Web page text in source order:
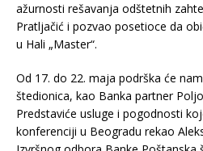
ažurnosti rešavanja odštetnih
Pratljačić i pozvao posetioce da
u Hali „Master“.
Od 17. do 22. maja podrška će
štedionica, kao Banka partner
Predstaviće usluge i pogodnosti
konferenciji u Beogradu rekao